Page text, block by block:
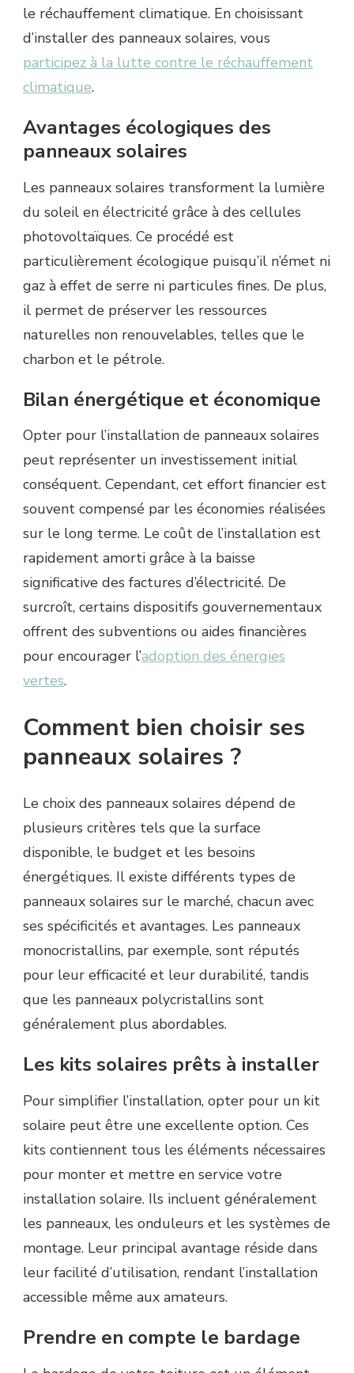
le réchauffement climatique. En choisissant
d’installer des panneaux solaires, vous
participez à la lutte contre le réchauffement
climatique.
Avantages écologiques des
panneaux solaires
Les panneaux solaires transforment la lumière
du soleil en électricité grâce à des cellules
photovoltaïques. Ce procédé est
particulièrement écologique puisqu’il n’émet ni
gaz à effet de serre ni particules fines. De plus,
il permet de préserver les ressources
naturelles non renouvelables, telles que le
charbon et le pétrole.
Bilan énergétique et économique
Opter pour l’installation de panneaux solaires
peut représenter un investissement initial
conséquent. Cependant, cet effort financier est
souvent compensé par les économies réalisées
sur le long terme. Le coût de l’installation est
rapidement amorti grâce à la baisse
significative des factures d’électricité. De
surcroît, certains dispositifs gouvernementaux
offrent des subventions ou aides financières
pour encourager l’adoption des énergies
vertes.
Comment bien choisir ses
panneaux solaires ?
Le choix des panneaux solaires dépend de
plusieurs critères tels que la surface
disponible, le budget et les besoins
énergétiques. Il existe différents types de
panneaux solaires sur le marché, chacun avec
ses spécificités et avantages. Les panneaux
monocristallins, par exemple, sont réputés
pour leur efficacité et leur durabilité, tandis
que les panneaux polycristallins sont
généralement plus abordables.
Les kits solaires prêts à installer
Pour simplifier l’installation, opter pour un kit
solaire peut être une excellente option. Ces
kits contiennent tous les éléments nécessaires
pour monter et mettre en service votre
installation solaire. Ils incluent généralement
les panneaux, les onduleurs et les systèmes de
montage. Leur principal avantage réside dans
leur facilité d’utilisation, rendant l’installation
accessible même aux amateurs.
Prendre en compte le bardage